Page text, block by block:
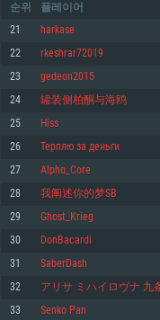
최소사양
운영체제: Windows 10 (64 bit)
프로세서: 2.2 GHz 듀얼코어 이
메모리: 4GB
그래픽 카드: DirectX 11 이상
GeForce GT 660. 최소 사양 해
네트워크: 브로드밴드 인터넷
최소사양
운영체제: Mac OS Big Sur 11.0
프로세서: 최소 2.2 GHz의
메모리: 6 GB
그래픽 카드: Metal 을 지원하
능을 가지는 Mac 버전의
네트워크: 브로드밴드 인터넷
최소사양
운영체제: 64bit Linux 중 최신
프로세서: 2.4 GHz 듀얼코어
메모리: 4 GB
그래픽 카드: Vulkan 을 지원
660 (6개월 미만) 혹은 그와 동
원하는 AMD (6개월 미만; 최소
순위 플레이어
21 harkase
22 rkeshrar72019
23 gedeon2015
24 罐装侧柏酮与海鸥
25 Hiss
26 Терплю за деньги
27 Alphα_Core
28 我阐述你的梦SB
29 Ghost_Krieg
30 DonBacardi
31 SaberDash
32 アリサ ミハイロヴナ 九
33 Senko Pan